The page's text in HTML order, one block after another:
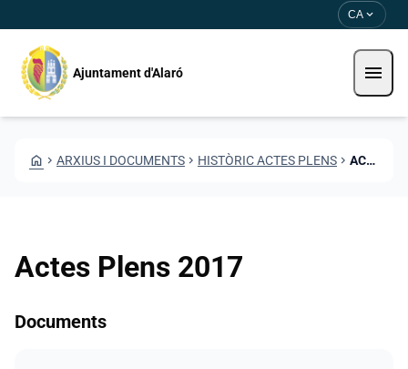
CA expand_more
Ajuntament d'Alaró menu
HOME CHEVRON_RIGHT ARXIUS I DOCUMENTS CHEVRON_RIGHT HISTÒRIC ACTES PLENS CHEVRON_RIGHT ACTES PLENS 2017
Actes Plens 2017
Documents